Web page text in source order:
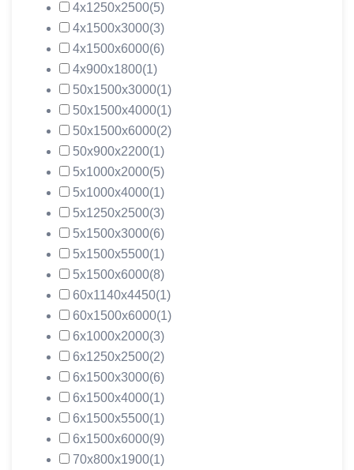
4х1250х2500(5)
4х1500х3000(3)
4х1500х6000(6)
4х900х1800(1)
50х1500х3000(1)
50х1500х4000(1)
50х1500х6000(2)
50х900х2200(1)
5х1000х2000(5)
5х1000х4000(1)
5х1250х2500(3)
5х1500х3000(6)
5х1500х5500(1)
5х1500х6000(8)
60х1140х4450(1)
60х1500х6000(1)
6х1000х2000(3)
6х1250х2500(2)
6х1500х3000(6)
6х1500х4000(1)
6х1500х5500(1)
6х1500х6000(9)
70х800х1900(1)